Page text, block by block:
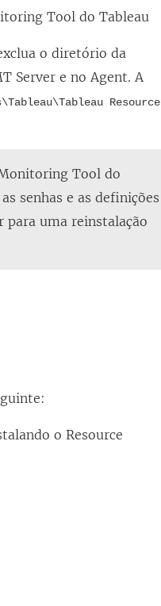
Tool do Tableau
o diretório da
Server e no Agent. A
Resource
Tool do
senhas e as definições
para uma reinstalação
oResource